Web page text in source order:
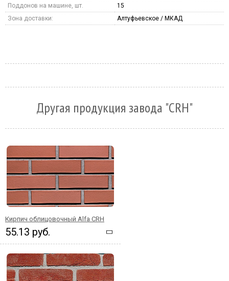
Поддонов на машине, шт.
15
Зона доставки:
Алтуфьевское / МКАД
Другая продукция завода "CRH"
Кирпич облицовочный Alfa CRH
55.13 руб.